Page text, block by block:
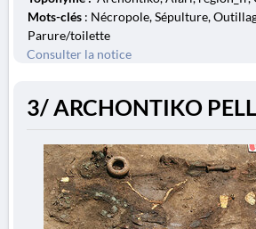
Mots-clés : Nécropole, Sépulture,
Parure/toilette
Consulter la notice
3/ ARCHONTIKO